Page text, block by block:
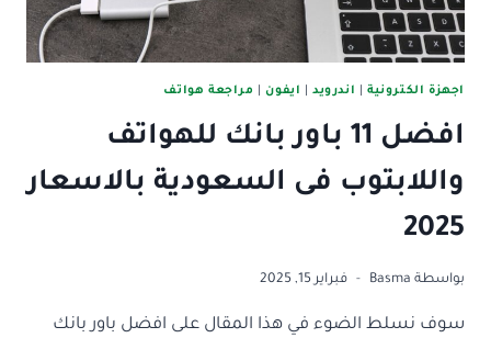
اجهزة الكترونية| اندرويد| ايفون| مراجعة هواتف
افضل 11 باور بانك للهواتف
واللابتوب فى السعودية بالاسعار
2025
بواسطة Basma فبراير 15, 2025
سوف نسلط الضوء في هذا المقال على افضل باور بانك